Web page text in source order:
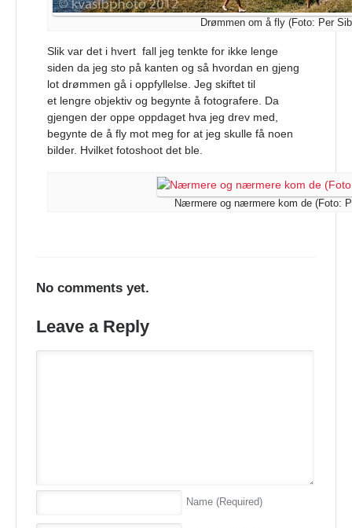
Drømmen om å fly (Foto: Per
Slik var det i hvert fall jeg tenkte for ikke lenge
siden da jeg sto på kanten og så hvordan en gjeng
lot drømmen gå i oppfyllelse. Jeg skiftet til
et lengre objektiv og begynte å fotografere. Da
gjengen der oppe oppdaget hva jeg drev med,
begynte de å fly mot meg for at jeg skulle få noen
bilder. Hvilket fotoshoot det ble.
Nærmere og nærmere kom de (Foto:
No comments yet.
Leave a Reply
Name (Required)